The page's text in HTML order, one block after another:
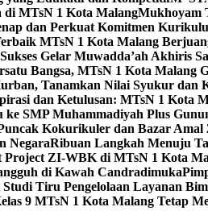
di MTsN 1 Kota MalangMukhoyam
dan Perkuat Komitmen
MTsN 1 Kota Malang
Gelar Muwadda’ah Akhiris
Bangsa, MTsN 1 Kota Malang
Tanamkan Nilai Syukur dan
dan Ketulusan: MTsN 1 Kota
SMP Muhammadiyah Plus
Kokurikuler dan Bazar
NegaraRibuan Langkah Menuju
Project ZI-WBK di MTsN 1 Kota
di Kawah Candradimuka
Tiru Pengelolaan Layanan
9 MTsN 1 Kota Malang Tetap